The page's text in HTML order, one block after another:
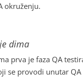
okruženju.
dima
prva je faza QA
se provodi unutar QA